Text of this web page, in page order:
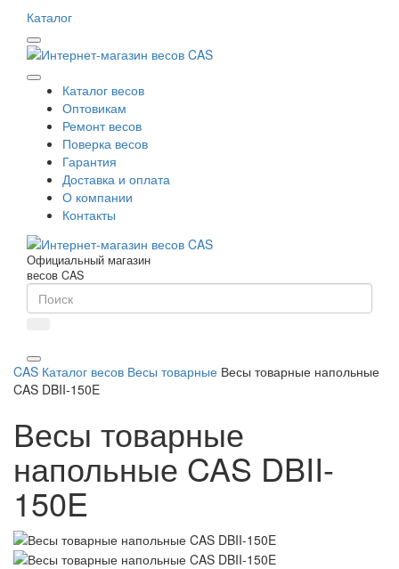
Каталог
Каталог весов
Оптовикам
Ремонт весов
Поверка весов
Гарантия
Доставка и оплата
О компании
Контакты
Официальный магазин
весов CAS
CAS Каталог весов Весы товарные Весы товарные напольные
CAS DBII-150E
Весы товарные
напольные CAS DBII-
150E